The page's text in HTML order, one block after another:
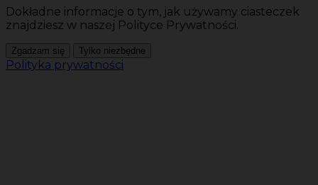
Dokładne informacje o tym, jak używamy ciasteczek
znajdziesz w naszej Polityce Prywatności.
Zgadzam się Tylko niezbędne
Polityka prywatności